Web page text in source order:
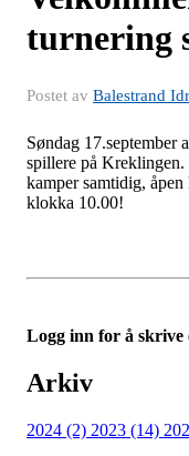
turnering
Postet av Balestrand
Søndag 17.september
spillere på
kamper samtidig,
klokka 10.00!
Logg inn for å skrive
Arkiv
2024 (2) 2023 (14)